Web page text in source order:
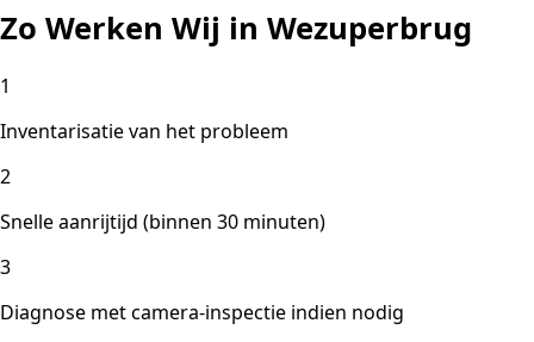
Zo Werken Wij in Wezuperbrug
1
Inventarisatie van het probleem
2
Snelle aanrijtijd (binnen 30 minuten)
3
Diagnose met camera-inspectie indien nodig